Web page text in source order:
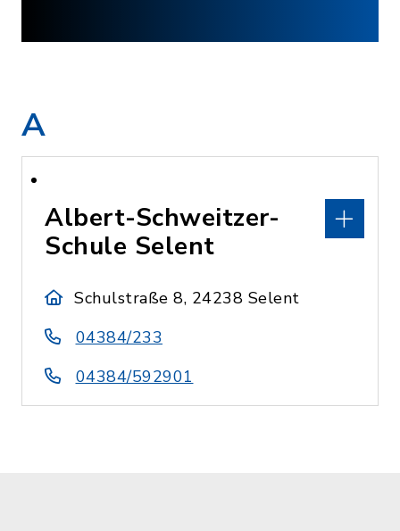
A
Albert-Schweitzer-
Schule Selent
Schulstraße 8, 24238 Selent
04384/233
04384/592901